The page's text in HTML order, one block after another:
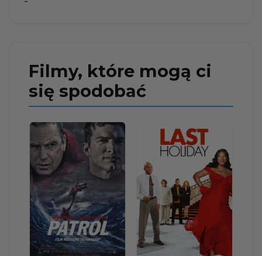
Filmy, które mogą ci
się spodobać